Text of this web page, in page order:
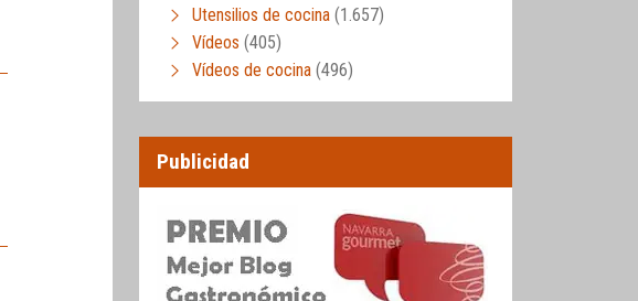
Utensilios de cocina (1.657)
Vídeos (405)
Vídeos de cocina (496)
Publicidad